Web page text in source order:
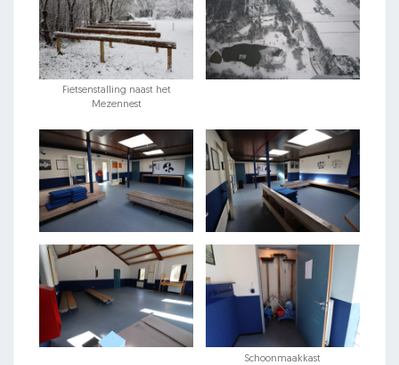
Fietsenstalling naast het
Mezennest
Schoonmaakkast